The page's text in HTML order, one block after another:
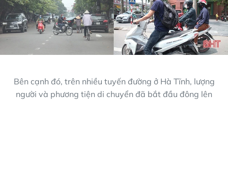
Bên cạnh đó, trên nhiều tuyến đường ở Hà Tĩnh, lượng
người và phương tiện di chuyển đã bắt đầu đông lên